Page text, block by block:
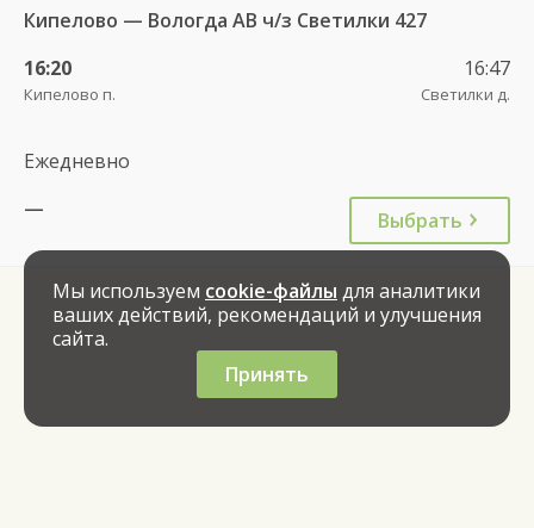
Кипелово — Вологда АВ ч/з Светилки 427
16:20
Кипелово п.
16:47
Светилки д.
Ежедневно
—
Выбрать
Мы используем cookie-файлы для аналитики
ваших действий, рекомендаций и улучшения
сайта.
Принять